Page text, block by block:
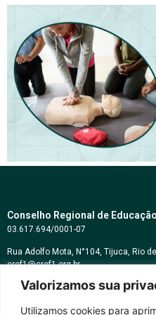
Valorizamos sua
Utilizamos cookies para
Conselho Regional de
03.617.694/0001-07
Rua Adolfo Mota, N°104, Tijuca, Rio
cref1@cref1.org.br
Assessoria de comunicação: